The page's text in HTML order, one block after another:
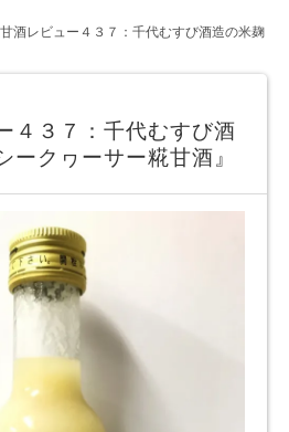
酒レビュー４３７：千代むすび酒造の米麹
４３７：千代むすび酒
ークヮーサー糀甘酒』